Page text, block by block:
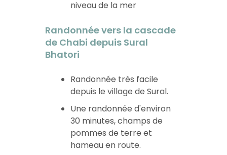
niveau de la mer
Randonnée vers la cascade
de Chabi depuis Sural
Bhatori
Randonnée très facile
depuis le village de Sural.
Une randonnée d'environ
30 minutes, champs de
pommes de terre et
hameau en route.